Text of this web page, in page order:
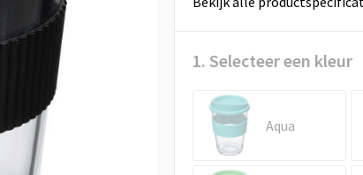
1. Selecteer een kleur
Aqua